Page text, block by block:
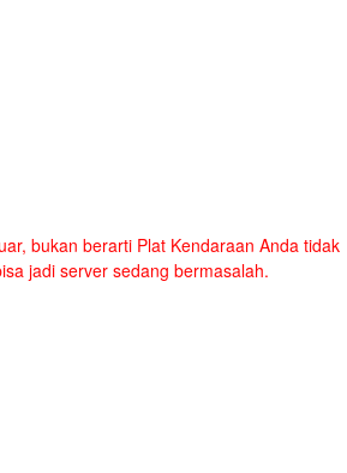
bukan berarti Plat Kendaraan Anda tidak
jadi server sedang bermasalah.